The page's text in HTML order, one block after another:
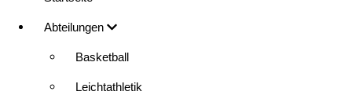
Abteilungen
Basketball
Leichtathletik